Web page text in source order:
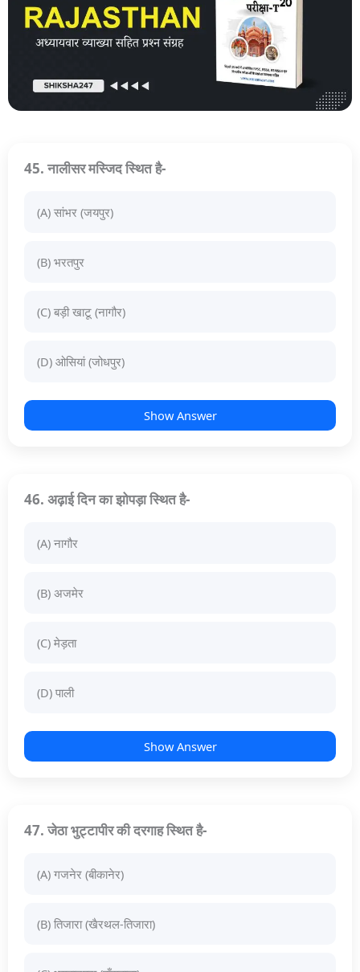
45. नालीसर मस्जिद स्थित है-
(A) सांभर (जयपुर)
(B) भरतपुर
(C) बड़ी खाटू (नागौर)
(D) ओसियां (जोधपुर)
Show Answer
46. अढ़ाई दिन का झोपड़ा स्थित है-
(A) नागौर
(B) अजमेर
(C) मेड़ता
(D) पाली
Show Answer
47. जेठा भुट्टापीर की दरगाह स्थित है-
(A) गजनेर (बीकानेर)
(B) तिजारा (खैरथल-तिजारा)